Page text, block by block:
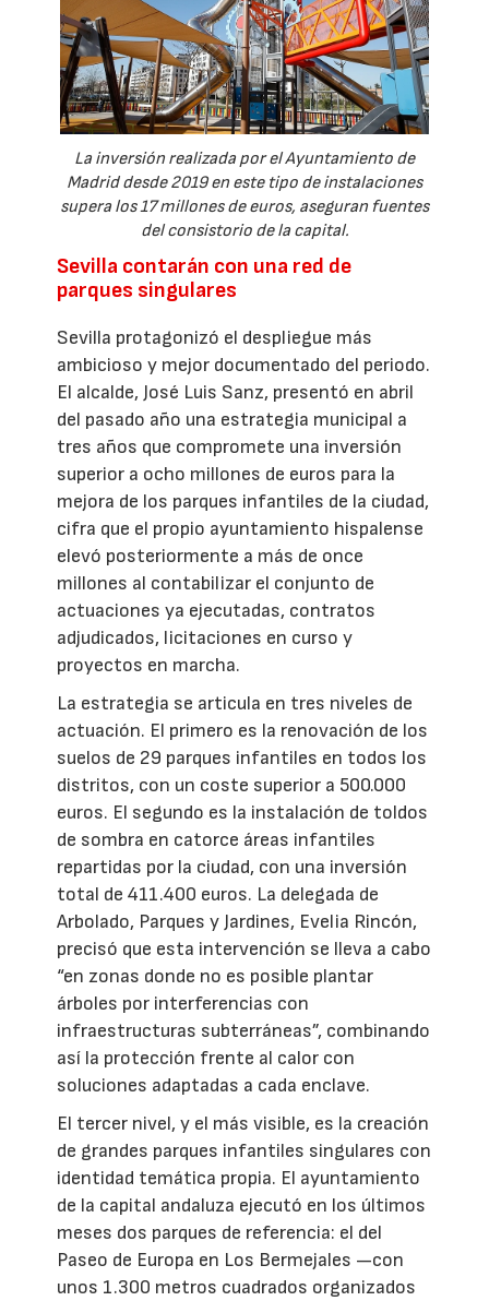
La inversión realizada por el Ayuntamiento de
Madrid desde 2019 en este tipo de instalaciones
supera los 17 millones de euros, aseguran fuentes
del consistorio de la capital.
Sevilla contarán con una red de
parques singulares
Sevilla protagonizó el despliegue más
ambicioso y mejor documentado del periodo.
El alcalde, José Luis Sanz, presentó en abril
del pasado año una estrategia municipal a
tres años que compromete una inversión
superior a ocho millones de euros para la
mejora de los parques infantiles de la ciudad,
cifra que el propio ayuntamiento hispalense
elevó posteriormente a más de once
millones al contabilizar el conjunto de
actuaciones ya ejecutadas, contratos
adjudicados, licitaciones en curso y
proyectos en marcha.
La estrategia se articula en tres niveles de
actuación. El primero es la renovación de los
suelos de 29 parques infantiles en todos los
distritos, con un coste superior a 500.000
euros. El segundo es la instalación de toldos
de sombra en catorce áreas infantiles
repartidas por la ciudad, con una inversión
total de 411.400 euros. La delegada de
Arbolado, Parques y Jardines, Evelia Rincón,
precisó que esta intervención se lleva a cabo
“en zonas donde no es posible plantar
árboles por interferencias con
infraestructuras subterráneas”, combinando
así la protección frente al calor con
soluciones adaptadas a cada enclave.
El tercer nivel, y el más visible, es la creación
de grandes parques infantiles singulares con
identidad temática propia. El ayuntamiento
de la capital andaluza ejecutó en los últimos
meses dos parques de referencia: el del
Paseo de Europa en Los Bermejales —con
unos 1.300 metros cuadrados organizados